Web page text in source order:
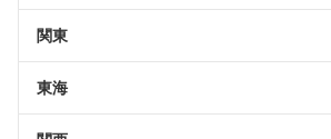
関東
東海